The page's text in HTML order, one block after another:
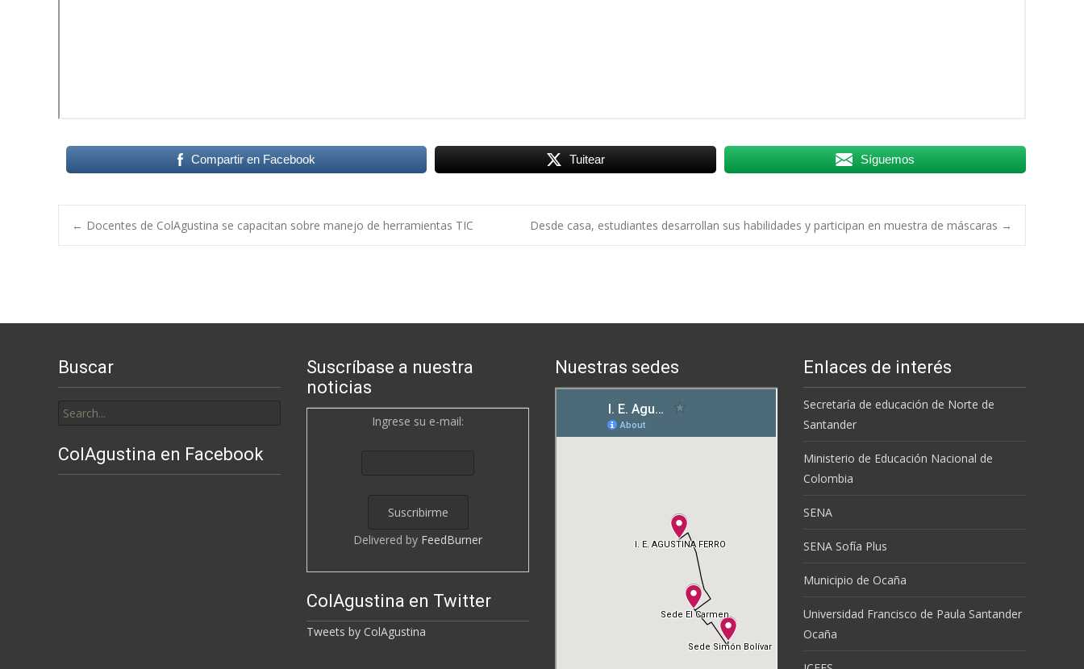
Compartir en Facebook Tuitear Síguemos
Post
← Docentes de ColAgustina se capacitan sobre manejo de herramientas TIC Desde casa, estudiantes desarrollan sus habilidades y participan en muestra de máscaras →
Buscar
for:
Suscríbase a nuestra
noticias
Ingrese su e-mail:
Delivered by FeedBurner
Nuestras sedes Enlaces de interés
Secretaría de educación de Norte de
Santander
Ministerio de Educación Nacional de
Colombia
SENA
SENA Sofía Plus
Municipio de Ocaña
Universidad Francisco de Paula Santander
Ocaña
ColAgustina en Facebook
ColAgustina en Twitter
Tweets by ColAgustina